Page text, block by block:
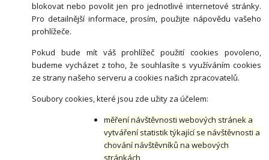
blokovat nebo povolit jen pro jednotlivé internetové stránky.
Pro detailnější informace, prosím, použijte nápovědu vašeho
prohlížeče.
Pokud bude mít váš prohlížeč použití cookies povoleno,
budeme vycházet z toho, že souhlasíte s využíváním cookies
ze strany našeho serveru a cookies našich zpracovatelů.
Soubory cookies, které jsou zde užity za účelem:
měření návštěvnosti webových stránek a
vytváření statistik týkající se návštěvnosti a
chování návštěvníků na webových
stránkách